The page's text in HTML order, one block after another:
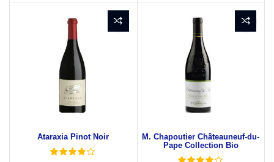
Ataraxia Pinot Noir
M. Chapoutier Châteauneuf-du-
Pape Collection Bio